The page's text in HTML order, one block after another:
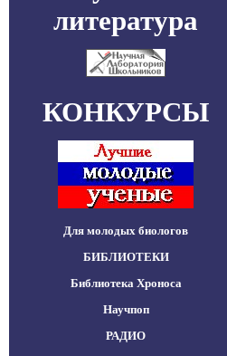
литература
КОНКУРСЫ
Для молодых биологов
БИБЛИОТЕКИ
Библиотека Хроноса
Научпоп
РАДИО